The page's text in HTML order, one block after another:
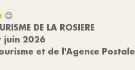
😊
DE LA ROSIERE
juin 2026
et de l'Agence Postale